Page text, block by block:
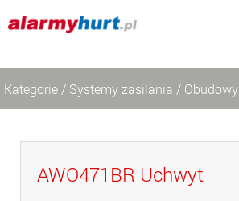
Kategorie / Systemy zasilania / Obudowy
AWO471BR Uchwyt